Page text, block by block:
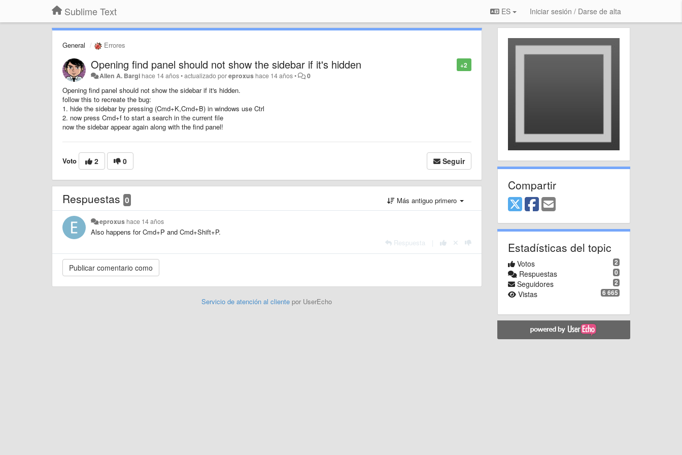
Sublime Text ES Iniciar sesión / Darse de alta
General Errores
+2
Opening find panel should not show the sidebar if it's hidden
Allen A. Bargi hace 14 años•actualizado poreproxus hace 14 años• 0
Opening find panel should not show the sidebar if it's hidden.
follow this to recreate the bug:
1. hide the sidebar by pressing (Cmd+K,Cmd+B) in windows use Ctrl
2. now press Cmd+f to start a search in the current file
now the sidebar appear again along with the find panel!
Voto 2 0 Seguir
Respuestas 0 Más antiguo primero
eproxus hace 14 años
Also happens for Cmd+P and Cmd+Shift+P.
Respuesta
Servicio de atención al clientepor UserEcho
Compartir
Estadísticas del topic
2
Votos
0
Respuestas
2
Seguidores
6 665
Vistas